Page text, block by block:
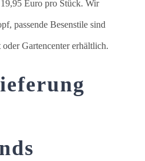
Euro pro Stück. Wir
passende Besenstile sind
Gartencenter erhältlich.